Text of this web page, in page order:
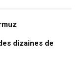
dizaines de